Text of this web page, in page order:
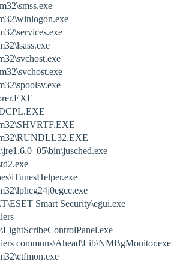
Smart Security\egui.exe
communs\Ahead\Lib\NMBgMonitor.exe